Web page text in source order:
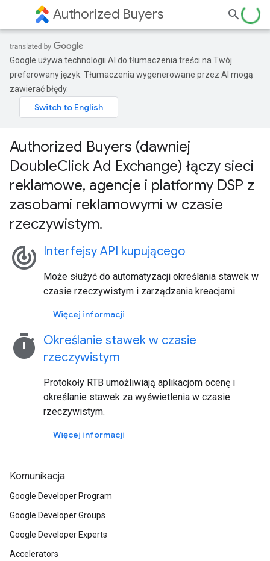
Authorized Buyers
Google używa technologii AI do tłumaczenia treści na Twój
preferowany język. Tłumaczenia wygenerowane przez AI mogą
zawierać błędy.
Authorized Buyers (dawniej
DoubleClick Ad Exchange) łączy sieci
reklamowe, agencje i platformy DSP z
zasobami reklamowymi w czasie
rzeczywistym.
track_changes Interfejsy API kupującego
Może służyć do automatyzacji określania stawek w
czasie rzeczywistym i zarządzania kreacjami.
Więcej informacji
timer Określanie stawek w czasie
rzeczywistym
Protokoły RTB umożliwiają aplikacjom ocenę i
określanie stawek za wyświetlenia w czasie
rzeczywistym.
Więcej informacji
Komunikacja
Google Developer Program
Google Developer Groups
Google Developer Experts
Accelerators